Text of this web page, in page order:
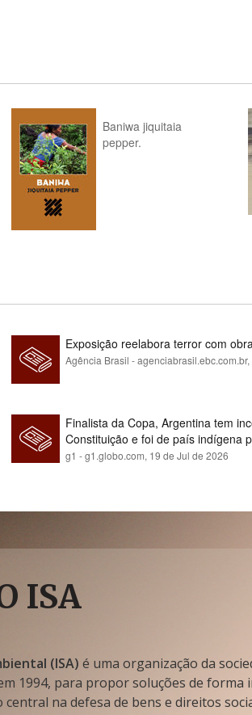
Baniwa jiquitaia
pepper.
Exposição reelabora terror com
Agência Brasil - agenciabrasil.ebc.com.br,
Finalista da Copa, Argentina tem
Constituição e foi de país indígena
g1 - g1.globo.com, 19 de Jul de 2026
ISA
(ISA) é uma organização da
1994, para propor soluções de forma
central na defesa de bens e direitos